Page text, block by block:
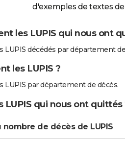
d'exemples de textes
les LUPIS qui nous ont
LUPIS décédés par département
les LUPIS ?
LUPIS par département de décès.
LUPIS qui nous ont quittés
nombre de décès de LUPIS